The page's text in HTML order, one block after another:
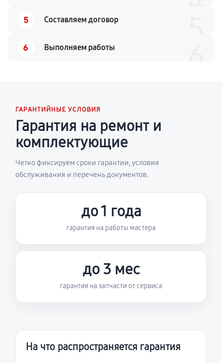
5 Составляем договор
6 Выполняем работы
ГАРАНТИЙНЫЕ УСЛОВИЯ
Гарантия на ремонт и
комплектующие
Четко фиксируем сроки гарантии, условия
обслуживания и перечень документов.
до 1 года
гарантия на работы мастера
до 3 мес
гарантия на запчасти от сервиса
На что распространяется гарантия